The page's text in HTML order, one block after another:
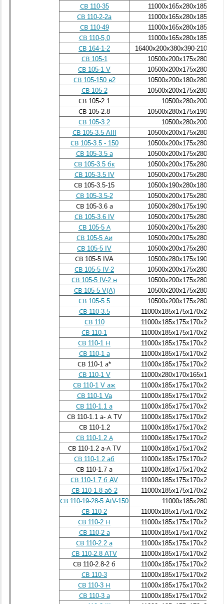
СВ 110-35
11000х165х280х185х175
СВ 110-2-2а
11000х165х280х185х175
СВ 110-49
11000х165х280х185х175
СВ 110-5,0
11000х165х280х185х175
СВ 164-1-2
16400х200х380х390-
СВ 105-1
10500х200х175х280х190
СВ 105-1 V
10500х200х175х280х190
СВ 105-150 в2
10500х200х180х280х190
СВ 105-2
10500х200х175х280х190
СВ 105-2.1
10500х280х200
СВ 105-2.8
10500х280х175х190х200
СВ 105-3.2
10500х280x200
СВ 105-3.5 AIII
10500х200х175х280х190
СВ 105-3.5 - 150
10500х200х175х280х190
СВ 105-3.5 а
10500х200х175х280х190
СВ 105-3.5 бк
10500х200х175х280х190
СВ 105-3.5 IV
10500х200х175х280х190
СВ 105-3.5-15
10500х190х280х180х200
СВ 105-3.5-2
10500х200х175х280х190
СВ 105-3.6 а
10500х280х175х190х200
СВ 105-3.6 IV
10500х200х175х280х190
СВ 105-5 А
10500х200х175х280х190
СВ 105-5 Аи
10500х200х175х280х190
СВ 105-5 IV
10500х200х175х280х190
СВ 105-5 IVA
10500х280х175х190х200
СВ 105-5 IV-2
10500х200х175х280х190
СВ 105-5 IV-2 н
10500х200х175х280х190
СВ 105-5 V(A)
10500х200х175х280х190
СВ 105-5.5
10500х200х175х280х190
СВ 110-3.5
СВ 110
СВ 110-1
СВ 110-1 Н
СВ 110-1 а
СВ 110-1 а*
СВ 110-1 V
СВ 110-1 V аж
СВ 110-1 Va
СВ 110-1.1 а
СВ 110-1.1 а- А TV
СВ 110-1.2
СВ 110-1.2 А
СВ 110-1.2 а-А TV
СВ 110-1.2 аб
СВ 110-1.7 а
СВ 110-1.7 б AV
СВ 110-1.8 аб-2
СВ 110-19-28-5 AtV-150
11000х185х280
СВ 110-2
СВ 110-2 Н
СВ 110-2 а
СВ 110-2.2 а
СВ 110-2.8 ATV
СВ 110-2.8-2 б
СВ 110-3
СВ 110-3 Н
СВ 110-3 а